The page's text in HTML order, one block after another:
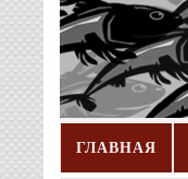
ГЛАВНАЯ